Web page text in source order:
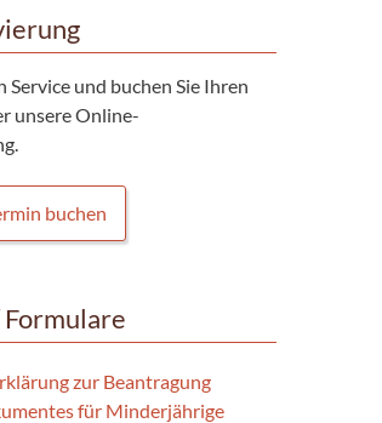
Service und buchen Sie Ihren
unsere Online-
buchen
zur Beantragung
für Minderjährige